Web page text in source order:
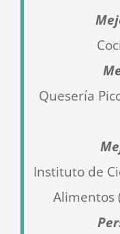
Quesería
Instituto de
Alimentos